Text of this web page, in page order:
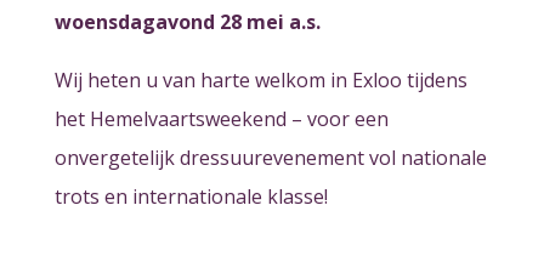
woensdagavond 28 mei a.s.
Wij heten u van harte welkom in Exloo tijdens
het Hemelvaartsweekend – voor een
onvergetelijk dressuurevenement vol nationale
trots en internationale klasse!